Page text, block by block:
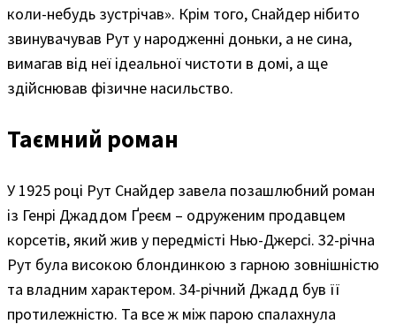
коли-небудь зустрічав». Крім того, Снайдер нібито
звинувачував Рут у народженні доньки, а не сина,
вимагав від неї ідеальної чистоти в домі, а ще
здійснював фізичне насильство.
Таємний роман
У 1925 році Рут Снайдер завела позашлюбний роман
із Генрі Джаддом Ґреєм – одруженим продавцем
корсетів, який жив у передмісті Нью-Джерсі. 32-річна
Рут була високою блондинкою з гарною зовнішністю
та владним характером. 34-річний Джадд був її
протилежністю. Та все ж між парою спалахнула